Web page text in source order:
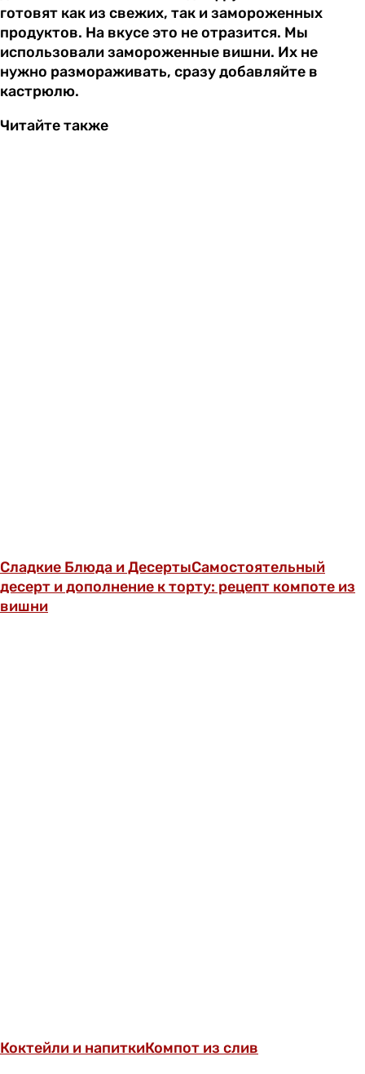
готовят как из свежих, так и замороженных
продуктов. На вкусе это не отразится. Мы
использовали замороженные вишни. Их не
нужно размораживать, сразу добавляйте в
кастрюлю.
Читайте также
Сладкие Блюда и ДесертыСамостоятельный
десерт и дополнение к торту: рецепт компоте из
вишни
Коктейли и напиткиКомпот из слив